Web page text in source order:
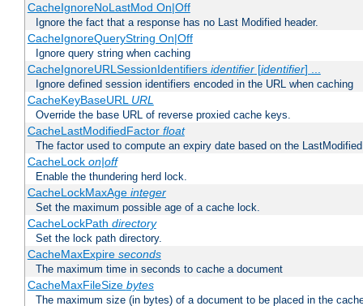
CacheIgnoreNoLastMod On|Off
Ignore the fact that a response has no Last Modified header.
CacheIgnoreQueryString On|Off
Ignore query string when caching
CacheIgnoreURLSessionIdentifiers identifier[identifier] ...
Ignore defined session identifiers encoded in the URL when caching
CacheKeyBaseURL URL
Override the base URL of reverse proxied cache keys.
CacheLastModifiedFactor float
The factor used to compute an expiry date based on the
CacheLock on|off
Enable the thundering herd lock.
CacheLockMaxAge integer
Set the maximum possible age of a cache lock.
CacheLockPath directory
Set the lock path directory.
CacheMaxExpire seconds
The maximum time in seconds to cache a document
CacheMaxFileSize bytes
The maximum size (in bytes) of a document to be placed in the